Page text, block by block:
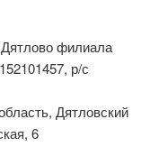
филиала
р/с
Дятловский
6